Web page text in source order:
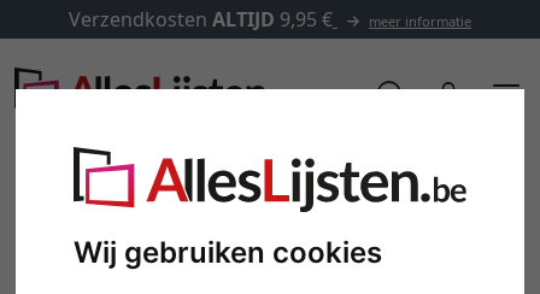
Wij gebruiken cookies
Verzendkosten ALTIJD 9,95 € meer informatie